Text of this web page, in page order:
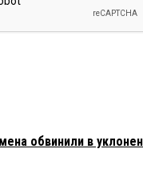
обвинили в